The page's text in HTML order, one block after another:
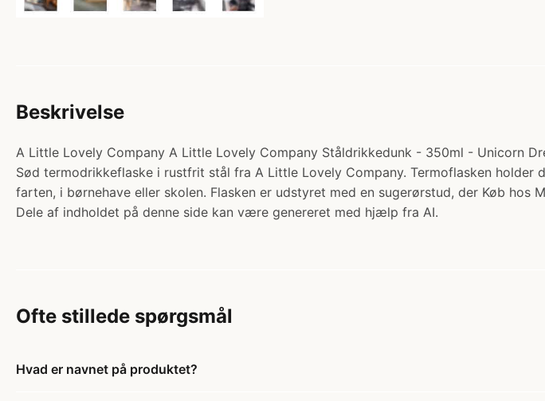
Beskrivelse
A Little Lovely Company A Little Lovely Company Ståldrikkedunk - 350ml - Unicorn
Sød termodrikkeflaske i rustfrit stål fra A Little Lovely Company. Termoflasken
farten, i børnehave eller skolen. Flasken er udstyret med en sugerørstud, der Køb hos
Dele af indholdet på denne side kan være genereret med hjælp fra AI.
Ofte stillede spørgsmål
Hvad er navnet på produktet?